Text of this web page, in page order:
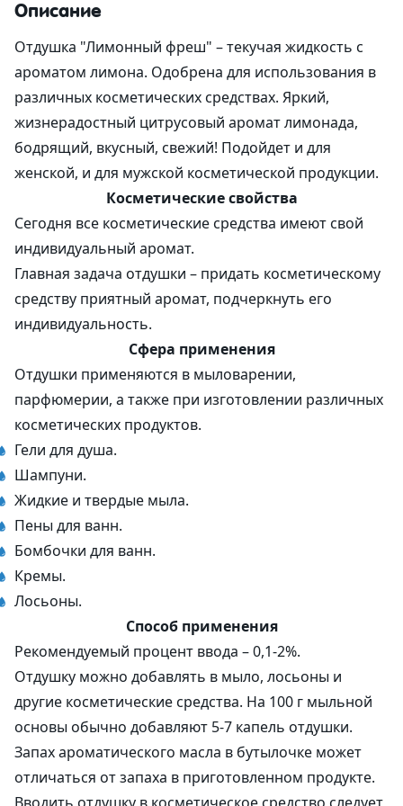
Описание
Отдушка "Лимонный фреш" – текучая жидкость с
ароматом лимона. Одобрена для использования в
различных косметических средствах. Яркий,
жизнерадостный цитрусовый аромат лимонада,
бодрящий, вкусный, свежий! Подойдет и для
женской, и для мужской косметической продукции.
Косметические свойства
Сегодня все косметические средства имеют свой
индивидуальный аромат.
Главная задача отдушки – придать косметическому
средству приятный аромат, подчеркнуть его
индивидуальность.
Сфера применения
Отдушки применяются в мыловарении,
парфюмерии, а также при изготовлении различных
косметических продуктов.
Гели для душа.
Шампуни.
Жидкие и твердые мыла.
Пены для ванн.
Бомбочки для ванн.
Кремы.
Лосьоны.
Способ применения
Рекомендуемый процент ввода – 0,1-2%.
Отдушку можно добавлять в мыло, лосьоны и
другие косметические средства. На 100 г мыльной
основы обычно добавляют 5-7 капель отдушки.
Запах ароматического масла в бутылочке может
отличаться от запаха в приготовленном продукте.